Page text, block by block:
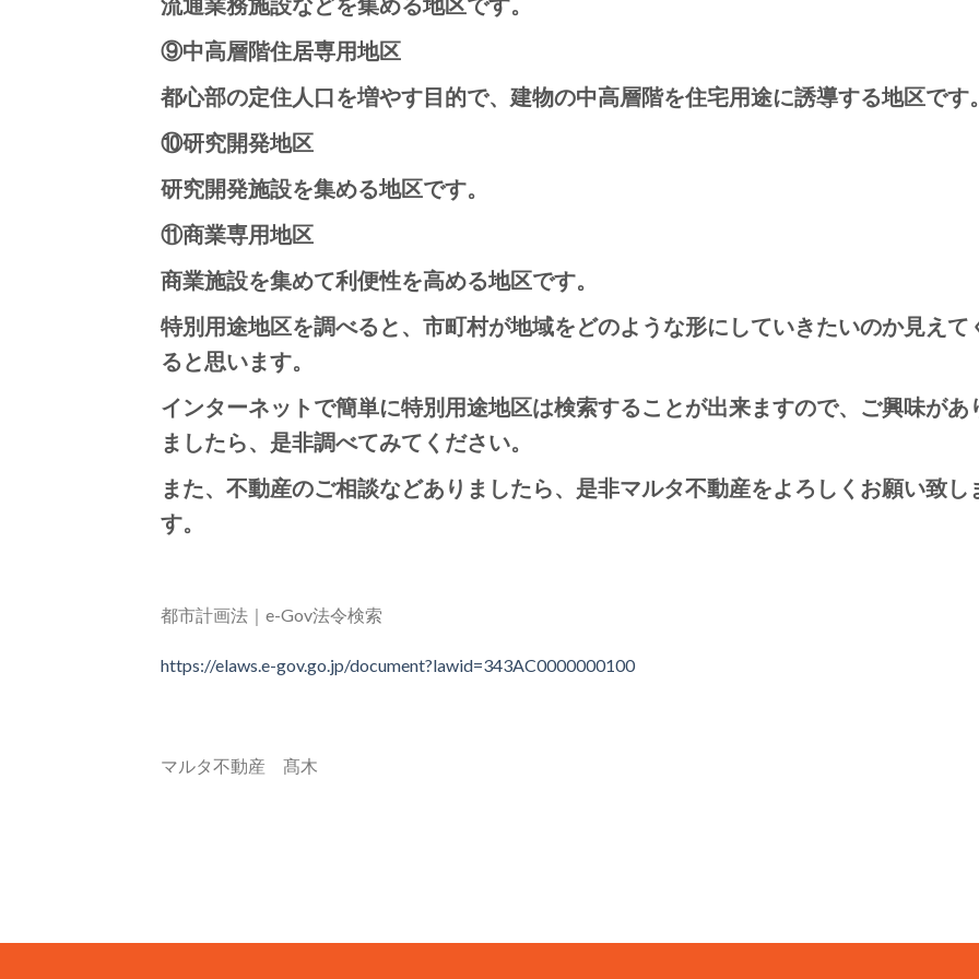
⑨中高層階住居専用地区
都心部の定住人口を増やす目的で、建物の中高層階を住宅用途に誘導する地区です。
⑩研究開発地区
研究開発施設を集める地区です。
⑪商業専用地区
商業施設を集めて利便性を高める地区です。
特別用途地区を調べると、市町村が地域をどのような形にしていきたいのか見えて
ると思います。
インターネットで簡単に特別用途地区は検索することが出来ますので、ご興味があ
ましたら、是非調べてみてください。
また、不動産のご相談などありましたら、是非マルタ不動産をよろしくお願い致し
す。
都市計画法｜e-Gov法令検索
https://elaws.e-gov.go.jp/document?lawid=343AC0000000100
マルタ不動産 髙木